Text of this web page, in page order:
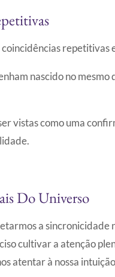
repetitivas
nascido no
vistas como uma
Do Universo
a sincronicidade
cultivar a atenção
atentar à nossa